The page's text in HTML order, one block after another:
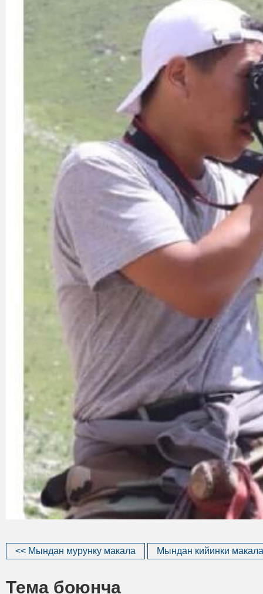
<< Мындан мурунку макала Мындан кийинки
Тема боюнча